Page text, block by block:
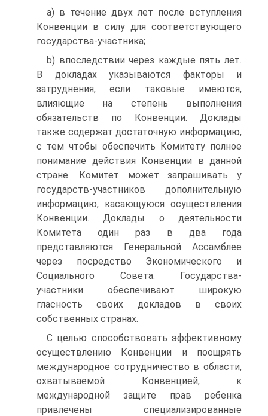
a) в течение двух лет после вступления
Конвенции в силу для соответствующего
государства-участника;
b) впоследствии через каждые пять лет.
В докладах указываются факторы и
затруднения, если таковые имеются,
влияющие на степень выполнения
обязательств по Конвенции. Доклады
также содержат достаточную информацию,
с тем чтобы обеспечить Комитету полное
понимание действия Конвенции в данной
стране. Комитет может запрашивать у
государств-участников дополнительную
информацию, касающуюся осуществления
Конвенции. Доклады о деятельности
Комитета один раз в два года
представляются Генеральной Ассамблее
через посредство Экономического и
Социального Совета. Государства-
участники обеспечивают широкую
гласность своих докладов в своих
собственных странах.
С целью способствовать эффективному
осуществлению Конвенции и поощрять
международное сотрудничество в области,
охватываемой Конвенцией, к
международной защите прав ребенка
привлечены специализированные